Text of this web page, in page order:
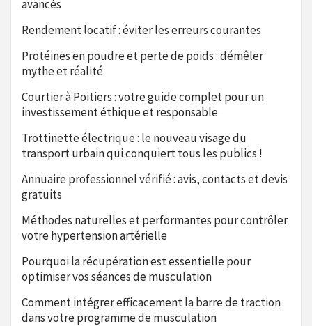
avancés
Rendement locatif : éviter les erreurs courantes
Protéines en poudre et perte de poids : démêler
mythe et réalité
Courtier à Poitiers : votre guide complet pour un
investissement éthique et responsable
Trottinette électrique : le nouveau visage du
transport urbain qui conquiert tous les publics !
Annuaire professionnel vérifié : avis, contacts et devis
gratuits
Méthodes naturelles et performantes pour contrôler
votre hypertension artérielle
Pourquoi la récupération est essentielle pour
optimiser vos séances de musculation
Comment intégrer efficacement la barre de traction
dans votre programme de musculation